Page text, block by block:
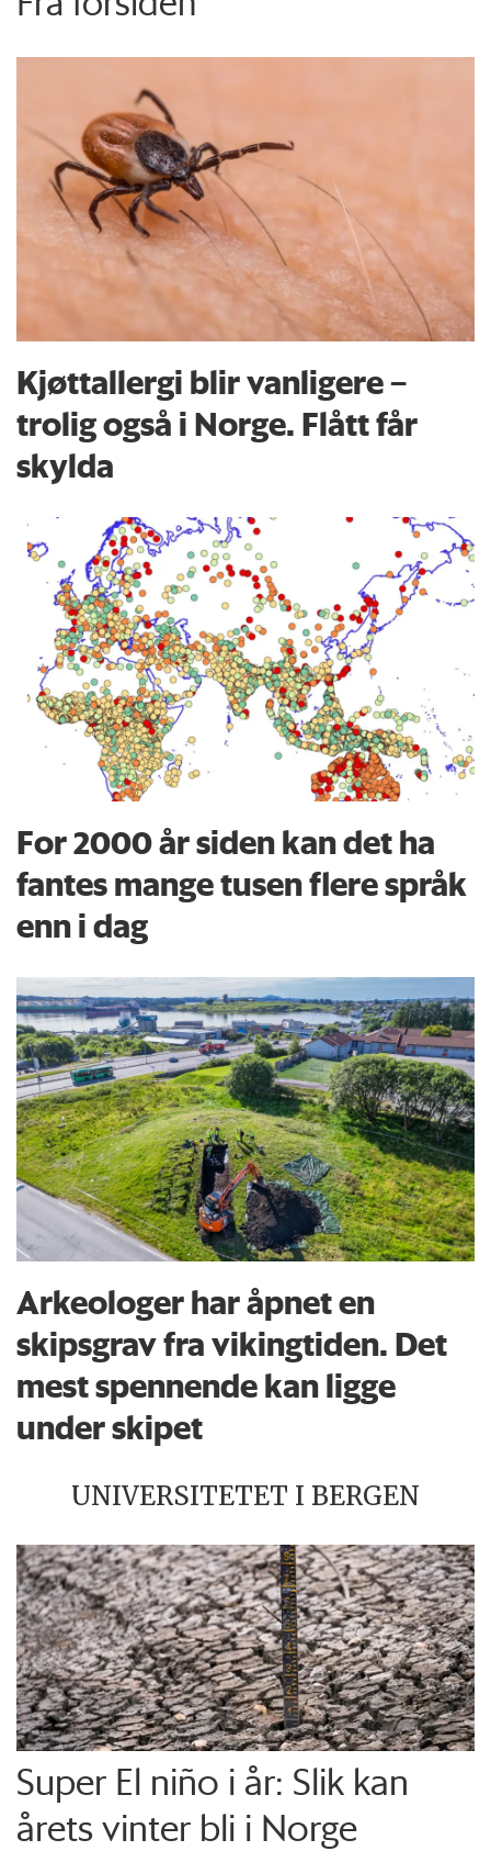
Kjøttallergi blir vanligere –
trolig også i Norge. Flått får
skylda
For 2000 år siden kan det ha
fantes mange tusen flere språk
enn i dag
Arkeologer har åpnet en
skipsgrav fra vikingtiden. Det
mest spennende kan ligge
under skipet
UNIVERSITETET I BERGEN
Super El niño i år: Slik kan
årets vinter bli i Norge